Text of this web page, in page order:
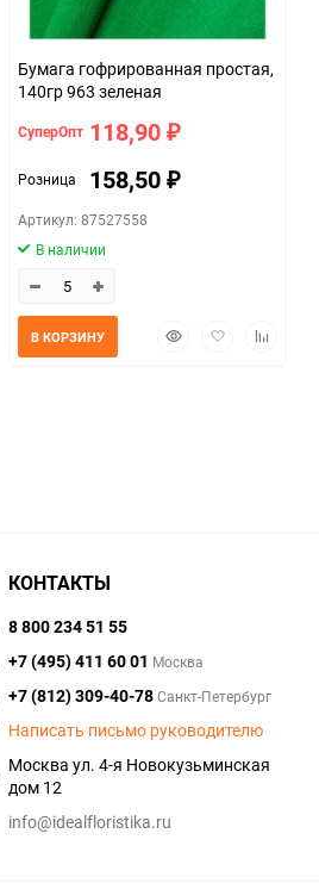
Бумага гофрированная простая,
140гр 963 зеленая
СуперОпт 118,90 ₽
Розница 158,50 ₽
Артикул: 87527558
В наличии
БыстрыйДобавить
В КОРЗИНУ
КОНТАКТЫ
8 800 234 51 55
+7 (495) 411 60 01 Москва
+7 (812) 309-40-78Санкт-Петербург
Написать письмо руководителю
Москва ул. 4-я Новокузьминская
дом 12
info@idealfloristika.ru